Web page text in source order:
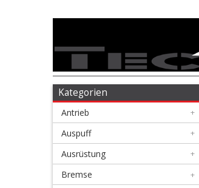
Antrieb
Auspuff
Ausrüstung
Bremse
Kategorien
Antrieb +
Auspuff +
Ausrüstung +
Bremse +